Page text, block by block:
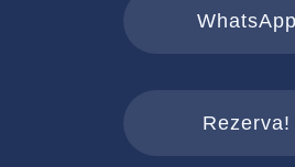
WhatsApp
Rezerva!